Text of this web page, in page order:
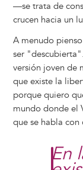
—se trata de
crucen hacia un
A menudo
ser
versión joven de
que existe la
porque quiero
mundo donde el
que se habla
En